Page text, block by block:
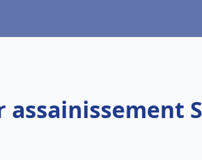
assainissement